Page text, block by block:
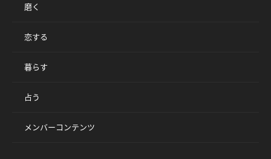
磨く
恋する
暮らす
占う
メンバーコンテンツ